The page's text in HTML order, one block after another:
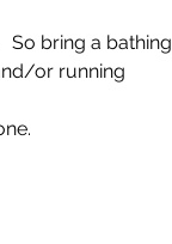
So bring a bathing
or running